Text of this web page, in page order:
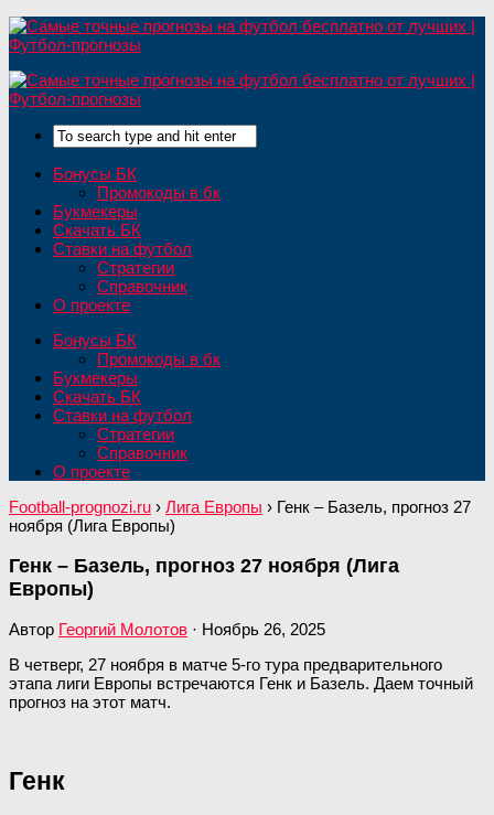
Бонусы БК
Промокоды в бк
Букмекеры
Скачать БК
Ставки на футбол
Стратегии
Справочник
О проекте
Бонусы БК
Промокоды в бк
Букмекеры
Скачать БК
Ставки на футбол
Стратегии
Справочник
О проекте
Football-prognozi.ru › Лига Европы › Генк – Базель, прогноз 27
ноября (Лига Европы)
Генк – Базель, прогноз 27 ноября (Лига
Европы)
Автор Георгий Молотов · Ноябрь 26, 2025
В четверг, 27 ноября в матче 5-го тура предварительного
этапа лиги Европы встречаются Генк и Базель. Даем точный
прогноз на этот матч.
Генк